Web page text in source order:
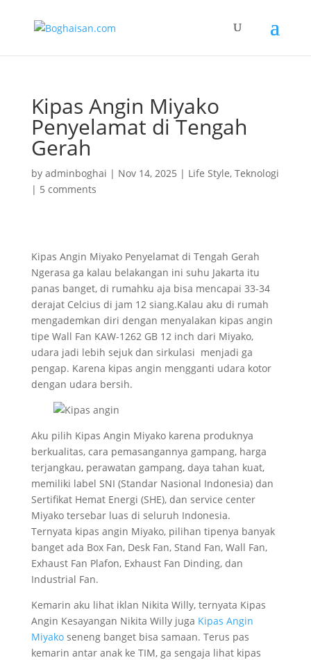
Kipas Angin Miyako
Penyelamat di Tengah
Gerah
by adminboghai | Nov 14, 2025 | Life Style, Teknologi
| 5 comments
Kipas Angin Miyako Penyelamat di Tengah Gerah
Ngerasa ga kalau belakangan ini suhu Jakarta itu
panas banget, di rumahku aja bisa mencapai 33-34
derajat Celcius di jam 12 siang.Kalau aku di rumah
mengademkan diri dengan menyalakan kipas angin
tipe Wall Fan KAW-1262 GB 12 inch dari Miyako,
udara jadi lebih sejuk dan sirkulasi menjadi ga
pengap. Karena kipas angin mengganti udara kotor
dengan udara bersih.
Aku pilih Kipas Angin Miyako karena produknya
berkualitas, cara pemasangannya gampang, harga
terjangkau, perawatan gampang, daya tahan kuat,
memiliki label SNI (Standar Nasional Indonesia) dan
Sertifikat Hemat Energi (SHE), dan service center
Miyako tersebar luas di seluruh Indonesia.
Ternyata kipas angin Miyako, pilihan tipenya banyak
banget ada Box Fan, Desk Fan, Stand Fan, Wall Fan,
Exhaust Fan Plafon, Exhaust Fan Dinding, dan
Industrial Fan.
Kemarin aku lihat iklan Nikita Willy, ternyata Kipas
Angin Kesayangan Nikita Willy juga Kipas Angin
Miyakoseneng banget bisa samaan. Terus pas
kemarin antar anak ke TIM, ga sengaja lihat kipas